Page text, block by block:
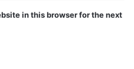
in this browser for the next